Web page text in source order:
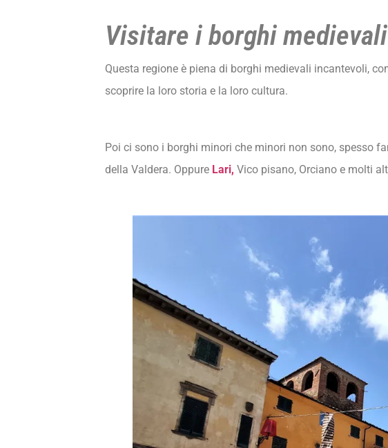
Visitare i borghi medievali
Questa regione è piena di borghi medievali incantevoli,
scoprire la loro storia e la loro cultura.
Poi ci sono i borghi minori che minori non sono, spesso
della Valdera. Oppure Lari, Vico pisano, Orciano e molti